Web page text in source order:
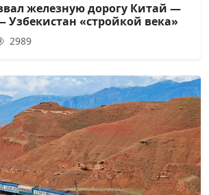
железную дорогу Китай —
Узбекистан «стройкой века»
2989